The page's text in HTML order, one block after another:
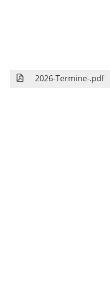
2026-Termine-.pdf